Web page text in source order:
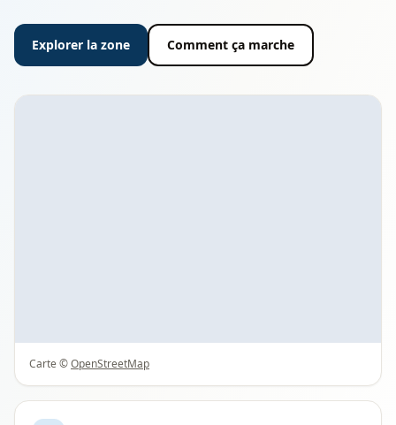
Explorer la zone Comment ça marche
Carte ©OpenStreetMap